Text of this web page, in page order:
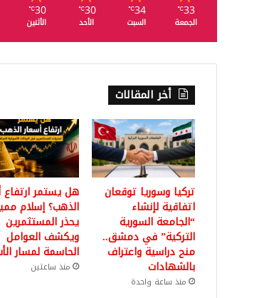
33
℃
الجمعة
34
℃
السبت
30
℃
الأحد
30
℃
الأثنين
أخر المقالات
تركيا وسوريا توقعان
اتفاقية لإنشاء
“الجامعة السورية
التركية” في دمشق..
منح دراسية واعتراف
بالشهادات
منذ ساعة واحدة
هل يستمر ارتفاع
الذهب؟ إسلام
يحذر المستثمرين
ويكشف العوامل
الحاسمة لمسار
منذ ساعتين